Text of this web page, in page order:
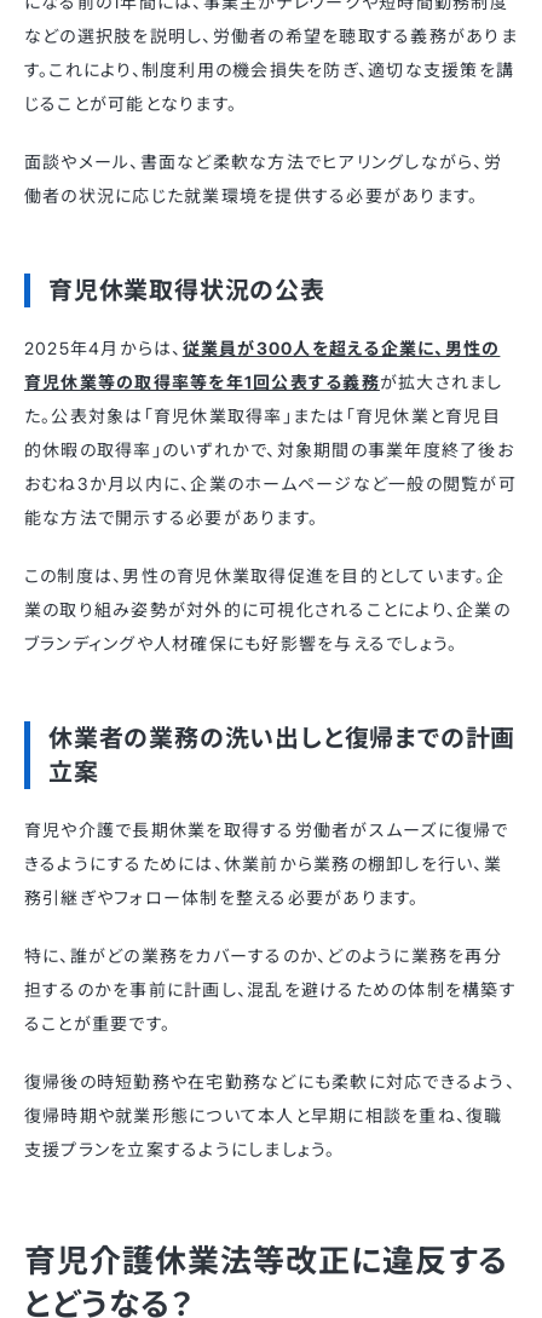
などの選択肢を説明し、労働者の希望を聴取する義務がありま
す。これにより、制度利用の機会損失を防ぎ、適切な支援策を講
じることが可能となります。
面談やメール、書面など柔軟な方法でヒアリングしながら、労
働者の状況に応じた就業環境を提供する必要があります。
育児休業取得状況の公表
2025年4月からは、 従業員が300人を超える企業に、男性の
育児休業等の取得率等を年1回公表する義務が拡大されまし
た。公表対象は「育児休業取得率」または「育児休業と育児目
的休暇の取得率」のいずれかで、対象期間の事業年度終了後お
おむね3か月以内に、企業のホームページなど一般の閲覧が可
能な方法で開示する必要があります。
この制度は、男性の育児休業取得促進を目的としています。企
業の取り組み姿勢が対外的に可視化されることにより、企業の
ブランディングや人材確保にも好影響を与えるでしょう。
休業者の業務の洗い出しと復帰までの計画
立案
育児や介護で長期休業を取得する労働者がスムーズに復帰で
きるようにするためには、休業前から業務の棚卸しを行い、業
務引継ぎやフォロー体制を整える必要があります。
特に、誰がどの業務をカバーするのか、どのように業務を再分
担するのかを事前に計画し、混乱を避けるための体制を構築す
ることが重要です。
復帰後の時短勤務や在宅勤務などにも柔軟に対応できるよう、
復帰時期や就業形態について本人と早期に相談を重ね、復職
支援プランを立案するようにしましょう。
育児介護休業法等改正に違反する
とどうなる？